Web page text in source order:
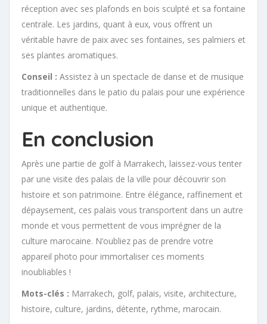
réception avec ses plafonds en bois sculpté et sa fontaine
centrale. Les jardins, quant à eux, vous offrent un
véritable havre de paix avec ses fontaines, ses palmiers et
ses plantes aromatiques.
Conseil : Assistez à un spectacle de danse et de musique
traditionnelles dans le patio du palais pour une expérience
unique et authentique.
En conclusion
Après une partie de golf à Marrakech, laissez-vous tenter
par une visite des palais de la ville pour découvrir son
histoire et son patrimoine. Entre élégance, raffinement et
dépaysement, ces palais vous transportent dans un autre
monde et vous permettent de vous imprégner de la
culture marocaine. N’oubliez pas de prendre votre
appareil photo pour immortaliser ces moments
inoubliables !
Mots-clés : Marrakech, golf, palais, visite, architecture,
histoire, culture, jardins, détente, rythme, marocain.